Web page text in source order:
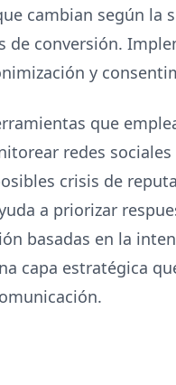
cambian según la
de conversión.
y
que
redes
crisis de
a priorizar
basadas en la
capa estratégica